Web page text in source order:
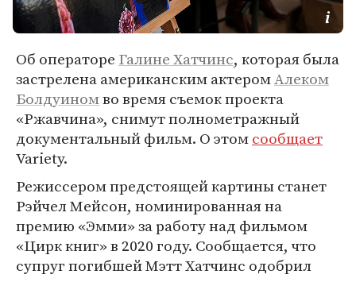
Об операторе Галине Хатчинс, которая была
застрелена американским актеромАлеком
Болдуиномво время съемок проекта
«Ржавчина», снимут полнометражный
документальный фильм. О этомсообщает
Variety.
Режиссером предстоящей картины станет
Рэйчел Мейсон, номинированная на
премию «Эмми» за работу над фильмом
«Цирк книг» в 2020 году. Сообщается, что
супруг погибшей Мэтт Хатчинс одобрил